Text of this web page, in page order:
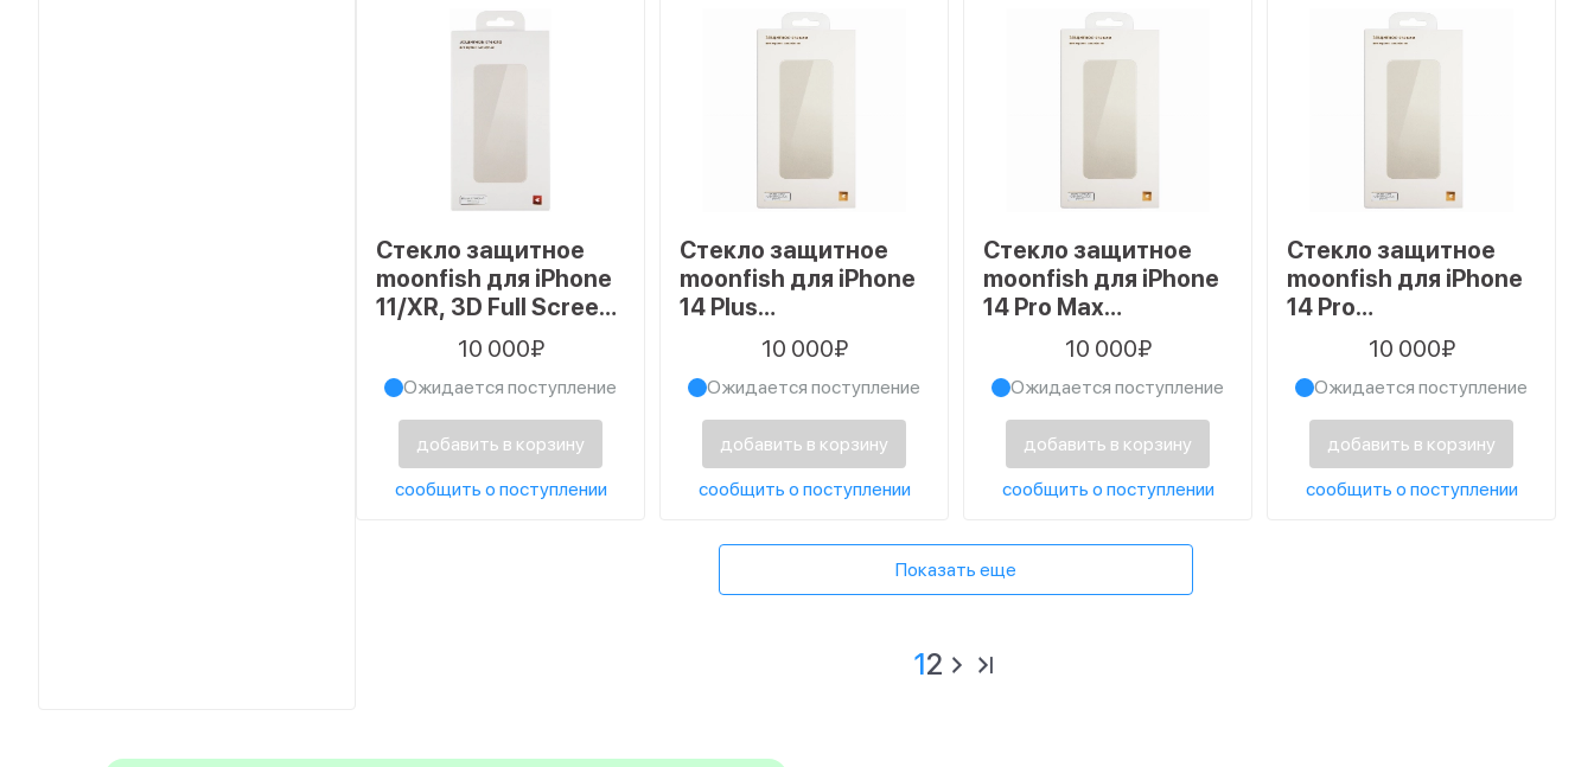
Стекло защитное
moonfish для iPhone
11/XR, 3D Full Screen,
FULL GLUE, черный
10 000₽
Ожидается поступление
добавить в корзину
сообщить о поступлении
Стекло защитное
moonfish для iPhone
14 Plus
алюмосиликатное,
Full Screen, FULL
GLUE, черный
10 000₽
Ожидается поступление
добавить в корзину
сообщить о поступлении
Стекло защитное
moonfish для iPhone
14 Pro Max
алюмосиликатное,
Full Screen, FULL
GLUE, черный
10 000₽
Ожидается поступление
добавить в корзину
сообщить о поступлении
Стекло защитное
moonfish для iPhone
14 Pro
алюмосиликатное,
Full Screen, FULL
GLUE, черный
10 000₽
Ожидается поступление
добавить в корзину
сообщить о поступлении
Показать еще
12